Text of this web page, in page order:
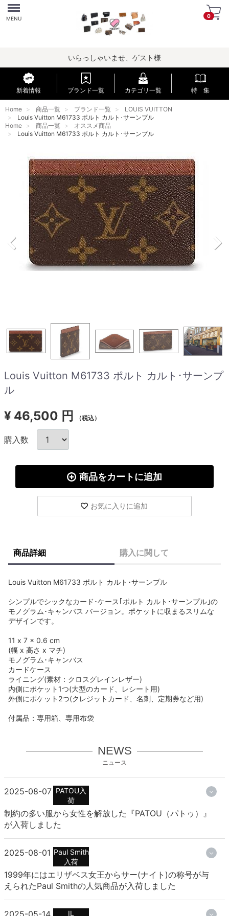
Menu
MENU 0
いらっしゃいませ、ゲスト様
新着情報 ブランド一覧 カテゴリ一覧 特 集
Home 商品一覧 ブランド一覧
LOUIS VUITTON
Louis Vuitton M61733 ポルト カルト･サーンプル
Home
商品一覧
オススメ商品
Louis Vuitton M61733 ポルト カルト･サーンプル
Louis Vuitton M61733 ポルト カルト･サーンプ
ル
¥ 46,500 円 （税込）
購入数
商品をカートに追加
お気に入りに追加
商品詳細 購入に関して
Louis Vuitton M61733 ポルト カルト･サーンプル
シンプルでシックなカード･ケース｢ポルト カルト･サーンプル｣の
モノグラム･キャンバス バージョン。ポケットに収まるスリムな
デザインです。
11 x 7 x 0.6 cm
(幅 x 高さ x マチ)
モノグラム･キャンバス
カードケース
ライニング(素材：クロスグレインレザー)
内側にポケット1つ(大型のカード、レシート用)
外側にポケット2つ(クレジットカード、名刺、定期券など用)
付属品：専用箱、専用布袋
NEWS
ニュース
2025-08-07 PATOU入
荷
制約の多い服から女性を解放した『PATOU（パトゥ）』
が入荷しました
2025-08-01 Paul Smith
入荷
1999年にはエリザベス女王からサー(ナイト)の称号が与
えられたPaul Smithの人気商品が入荷しました
IL